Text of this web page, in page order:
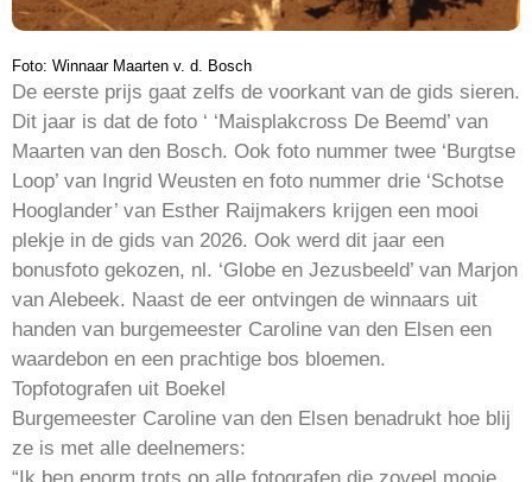
Foto: Winnaar Maarten v. d. Bosch
De eerste prijs gaat zelfs de voorkant van de gids sieren.
Dit jaar is dat de foto ‘ ‘Maisplakcross De Beemd’ van
Maarten van den Bosch. Ook foto nummer twee ‘Burgtse
Loop’ van Ingrid Weusten en foto nummer drie ‘Schotse
Hooglander’ van Esther Raijmakers krijgen een mooi
plekje in de gids van 2026. Ook werd dit jaar een
bonusfoto gekozen, nl. ‘Globe en Jezusbeeld’ van Marjon
van Alebeek. Naast de eer ontvingen de winnaars uit
handen van burgemeester Caroline van den Elsen een
waardebon en een prachtige bos bloemen.
Topfotografen uit Boekel
Burgemeester Caroline van den Elsen benadrukt hoe blij
ze is met alle deelnemers: